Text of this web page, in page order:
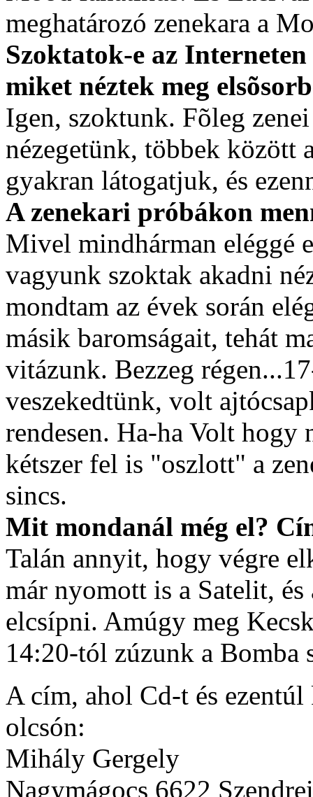
meghatározó zenekara a
Szoktatok-e az
miket néztek meg
Igen, szoktunk. Fõleg
nézegetünk, többek között
gyakran látogatjuk, és
A zenekari próbákon
Mivel mindhárman eléggé
vagyunk szoktak akadni
mondtam az évek során
másik baromságait, tehát
vitázunk. Bezzeg
veszekedtünk, volt
rendesen. Ha-ha Volt hogy
kétszer fel is "oszlott" a
sincs.
Mit mondanál még el?
Talán annyit, hogy végre
már nyomott is a Satelit,
elcsípni. Amúgy meg
14:20-tól zúzunk a Bomba
A cím, ahol Cd-t és
olcsón:
Mihály Gergely
Nagymágocs 6622